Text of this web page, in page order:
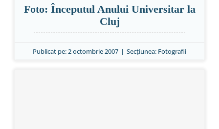
Foto: Începutul Anului Universitar la
Cluj
Publicat pe: 2 octombrie 2007 | Secțiunea: Fotografii